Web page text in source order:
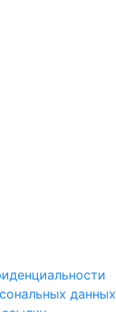
данных